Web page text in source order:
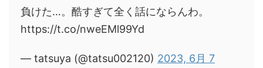
負けた…。酷すぎて全く話にならんわ。
https://t.co/nweEMl99Yd
— tatsuya (@tatsu002120) 2023, 6月 7